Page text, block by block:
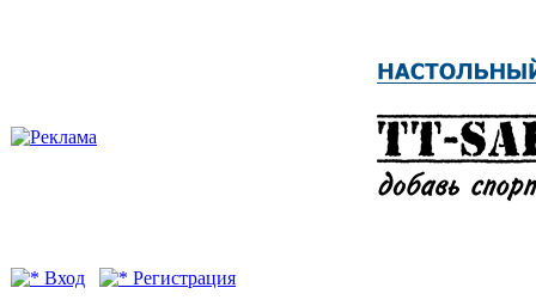
Вход Регистрация